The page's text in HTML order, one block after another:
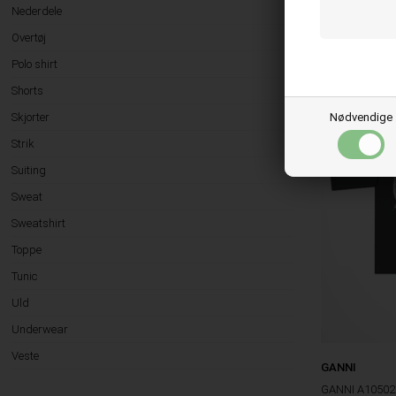
Nødvendige
Nederdele
Overtøj
Polo shirt
Shorts
Skjorter
Strik
Suiting
Sweat
Sweatshirt
Toppe
Tunic
Uld
Underwear
Veste
GANNI
GANNI